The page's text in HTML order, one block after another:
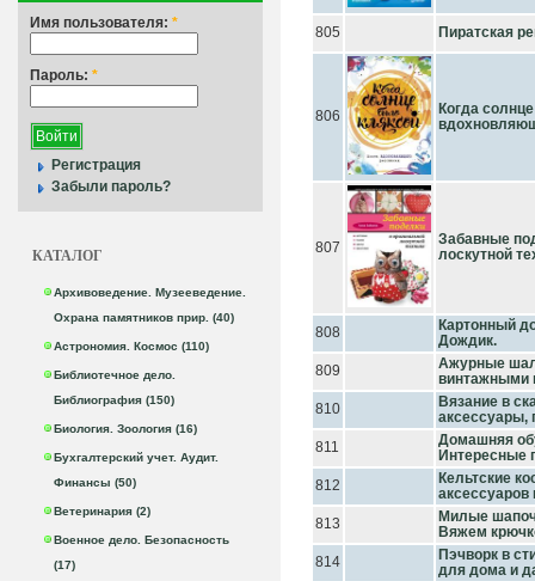
Имя пользователя: *
Пароль: *
Регистрация
Забыли пароль?
КАТАЛОГ
Архивоведение. Музееведение.
Охрана памятников прир. (40)
Астрономия. Космос (110)
Библиотечное дело.
Библиография (150)
Биология. Зоология (16)
Бухгалтерский учет. Аудит.
Финансы (50)
Ветеринария (2)
Военное дело. Безопасность
(17)
805 Пиратская
806
Когда
807
Забавные
лоскутной
808
Картонный
Дождик.
809
Ажурные
винтажными
810
Вязание в
аксессуары,
811
Домашняя
Интересные
812
Кельтские
аксессуаров
813
Милые
Вяжем
814
Пэчворк в
для дома и